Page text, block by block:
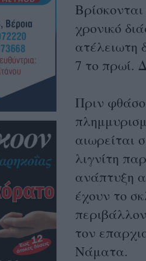
χρονικό
ατέλειωτη
7 το πρωί.
Πριν
αιωρείται
λιγνίτη
ανάπτυξη
έχουν το
τον
Νάματα.